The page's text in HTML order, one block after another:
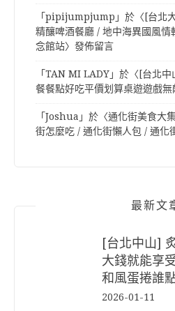
「pipijumpjump 」於〈 [台北
精釀啤酒餐廳 / 地中海異國風情
念館站〉發佈留言
「TAN MI LADY」於〈 [台北
餐餐點好吃平價划算桌遊遊戲無
「Joshua 」於〈通化街美食大
街怎麼吃 / 通化街懶人包 / 通化
最新文
[台北中山]
大錢就能享
和風蛋捲誰
2026-01-11